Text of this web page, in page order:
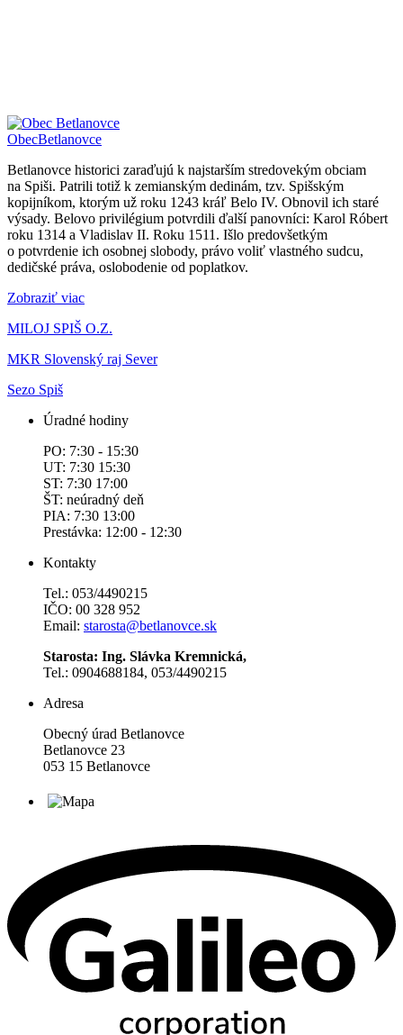
ObecBetlanovce
Betlanovce historici zaraďujú k najstarším stredovekým obciam
na Spiši. Patrili totiž k zemianským dedinám, tzv. Spišským
kopijníkom, ktorým už roku 1243 kráľ Belo IV. Obnovil ich staré
výsady. Belovo privilégium potvrdili ďalší panovníci: Karol Róbert
roku 1314 a Vladislav II. Roku 1511. Išlo predovšetkým
o potvrdenie ich osobnej slobody, právo voliť vlastného sudcu,
dedičské práva, oslobodenie od poplatkov.
Zobraziť viac
MILOJ SPIŠ O.Z.
MKR Slovenský raj Sever
Sezo Spiš
Úradné hodiny
PO: 7:30 - 15:30
UT: 7:30 15:30
ST: 7:30 17:00
ŠT: neúradný deň
PIA: 7:30 13:00
Prestávka: 12:00 - 12:30
Kontakty
Tel.: 053/4490215
IČO: 00 328 952
Email: starosta@betlanovce.sk
Starosta: Ing. Slávka Kremnická,
Tel.: 0904688184, 053/4490215
Adresa
Obecný úrad Betlanovce
Betlanovce 23
053 15 Betlanovce